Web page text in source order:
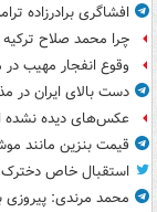
افشاگری برادرزاده
چرا محمد صلاح ترکیه
وقوع انفجار مهیب
دست بالای ایران در
عکس‌های دیده نشده
قیمت بنزین مانند
استقبال خاص دخترک
محمد مرندی: پیروزی